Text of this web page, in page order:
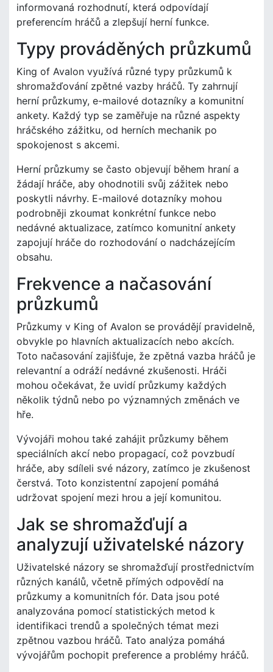
informovaná rozhodnutí, která odpovídají
preferencím hráčů a zlepšují herní funkce.
Typy prováděných průzkumů
King of Avalon využívá různé typy průzkumů k
shromažďování zpětné vazby hráčů. Ty zahrnují
herní průzkumy, e-mailové dotazníky a komunitní
ankety. Každý typ se zaměřuje na různé aspekty
hráčského zážitku, od herních mechanik po
spokojenost s akcemi.
Herní průzkumy se často objevují během hraní a
žádají hráče, aby ohodnotili svůj zážitek nebo
poskytli návrhy. E-mailové dotazníky mohou
podrobněji zkoumat konkrétní funkce nebo
nedávné aktualizace, zatímco komunitní ankety
zapojují hráče do rozhodování o nadcházejícím
obsahu.
Frekvence a načasování
průzkumů
Průzkumy v King of Avalon se provádějí pravidelně,
obvykle po hlavních aktualizacích nebo akcích.
Toto načasování zajišťuje, že zpětná vazba hráčů je
relevantní a odráží nedávné zkušenosti. Hráči
mohou očekávat, že uvidí průzkumy každých
několik týdnů nebo po významných změnách ve
hře.
Vývojáři mohou také zahájit průzkumy během
speciálních akcí nebo propagací, což povzbudí
hráče, aby sdíleli své názory, zatímco je zkušenost
čerstvá. Toto konzistentní zapojení pomáhá
udržovat spojení mezi hrou a její komunitou.
Jak se shromažďují a
analyzují uživatelské názory
Uživatelské názory se shromažďují prostřednictvím
různých kanálů, včetně přímých odpovědí na
průzkumy a komunitních fór. Data jsou poté
analyzována pomocí statistických metod k
identifikaci trendů a společných témat mezi
zpětnou vazbou hráčů. Tato analýza pomáhá
vývojářům pochopit preference a problémy hráčů.